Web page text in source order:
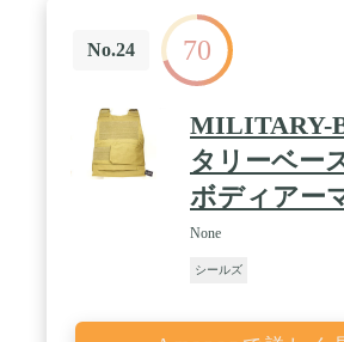
No.24 70
MILITARY-
タリーベー
ボディアー
None
シールズ